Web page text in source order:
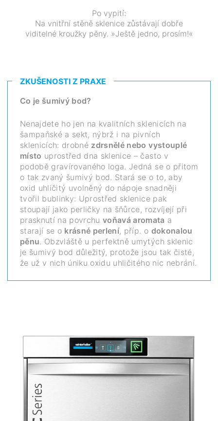
Po vypití:
Na vnitřní stěně sklenice zůstávají dobře
viditelné kroužky pěny. »Ještě jedno, prosím!«
ZKUŠENOSTI Z PRAXE
Co je šumivý bod?
Nenajdete ho jen na kvalitních sklenicích na
šampaňské a sekt, nýbrž i na pivních
sklenicích: drobné zdrsnělé nebo vystouplé
místo uprostřed dna sklenice – často v
podobě gravírovaného loga. Jedná se o přitom
o tak zvaný šumivý bod. Stará se o to, aby
oxid uhličitý uvolněný do nápoje snadněji
tvořil bublinky: Uprostřed sklenice pak
stoupají jako perličky na šňůrce, rozvíjejí při
prasknutí na povrchuvoňavá aromata a
starají se o krásné perlení, příp. o dokonalou
pěnu. Obzvláště u perfektně umytých sklenic
je šumivý bod důležitý, protože jsou tak čisté,
že už v nich úniku oxidu uhličitého nic nebrání.